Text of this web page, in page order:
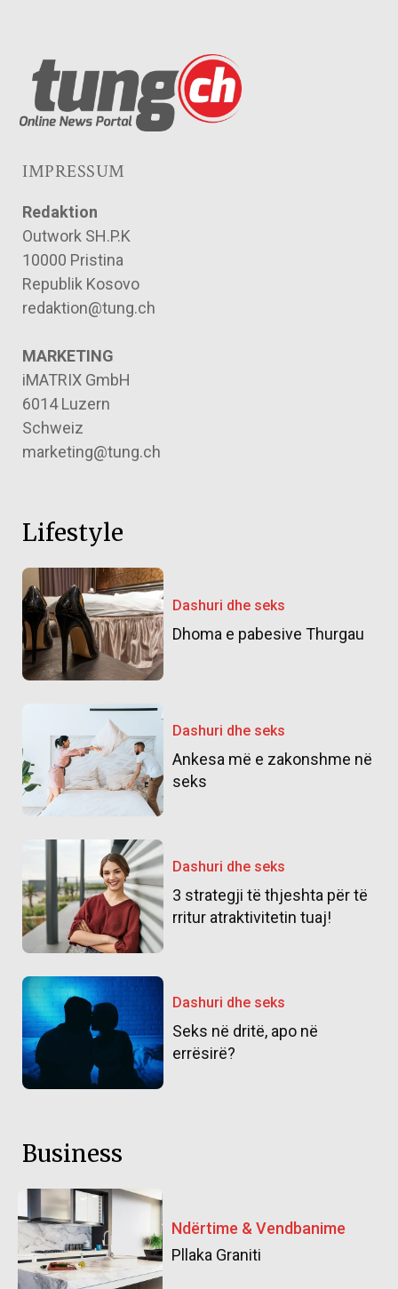
IMPRESSUM
Redaktion
Outwork SH.P.K
10000 Pristina
Republik Kosovo
redaktion@tung.ch
MARKETING
iMATRIX GmbH
6014 Luzern
Schweiz
marketing@tung.ch
Lifestyle
Dashuri dhe seks
Dhoma e pabesive Thurgau
Dashuri dhe seks
Ankesa më e zakonshme në
seks
Dashuri dhe seks
3 strategji të thjeshta për të
rritur atraktivitetin tuaj!
Dashuri dhe seks
Seks në dritë, apo në
errësirë?
Business
Ndërtime & Vendbanime
Pllaka Graniti